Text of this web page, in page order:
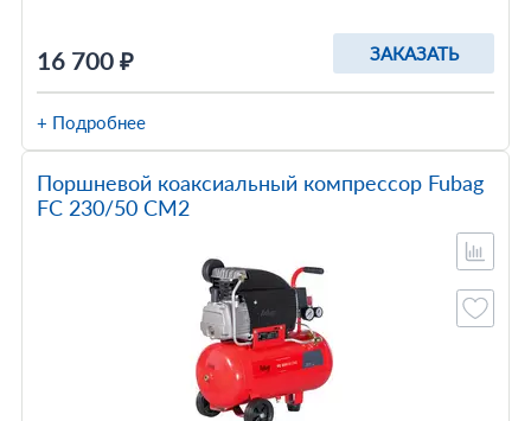
16 700 ₽ ЗАКАЗАТЬ
+ Подробнее
Поршневой коаксиальный компрессор Fubag
FС 230/50 CM2